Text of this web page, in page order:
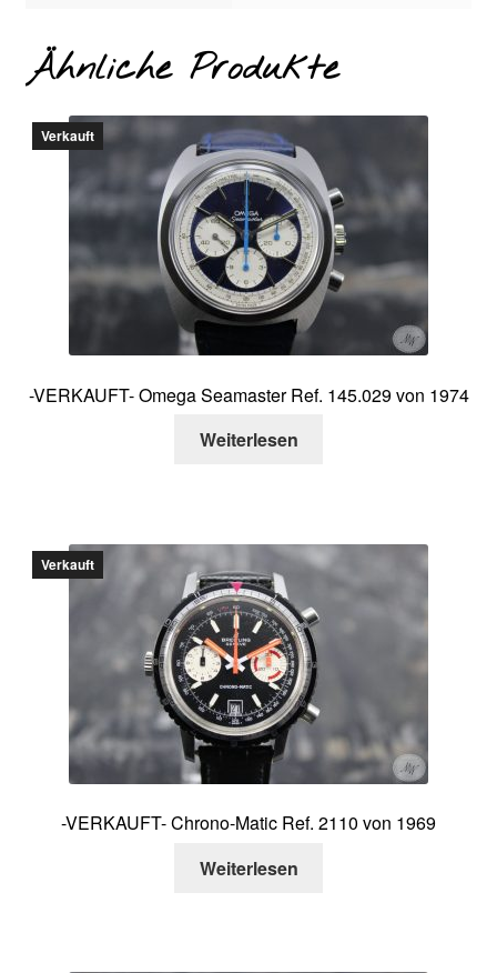
Ähnliche Produkte
Verkauft
-VERKAUFT- Omega Seamaster Ref. 145.029 von 1974
Weiterlesen
Verkauft
-VERKAUFT- Chrono-Matic Ref. 2110 von 1969
Weiterlesen